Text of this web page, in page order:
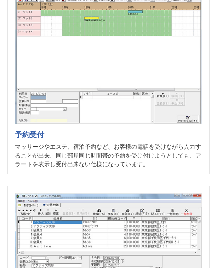
予約受付
マッサージやエステ、宿泊予約など、お客様の電話を受けながら入力す
ることが出来、同じ部屋同じ時間帯の予約を受け付けようとしても、ア
ラートを表示し受付出来ない仕様になっています。